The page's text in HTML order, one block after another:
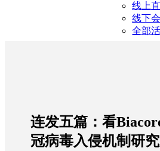
线上
线下
全部
连发五篇：看
冠病毒入侵机制研